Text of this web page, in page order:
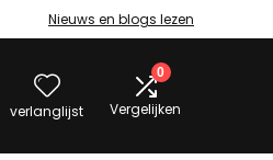
Nieuws en blogs lezen
verlanglijst
0
Vergelijken